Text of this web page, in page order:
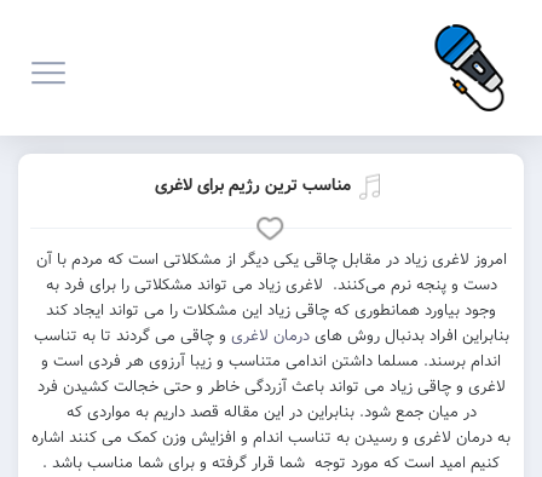
مناسب ترین رژیم برای لاغری
لاغری زیاد در مقابل چاقی یکی دیگر از مشکلاتی است که مردم با آن
و پنجه نرم می‌کنند. لاغری زیاد می تواند مشکلاتی را برای فرد به
بیاورد همانطوری که چاقی زیاد این مشکلات را می تواند ایجاد کند
افراد بدنبال روش هایدرمان لاغریو چاقی می گردند تا به تناسب
برسند. مسلما داشتن اندامی متناسب و زیبا آرزوی هر فردی است و
و چاقی زیاد می تواند باعث آزردگی خاطر و حتی خجالت کشیدن فرد
میان جمع شود. بنابراین در این مقاله قصد داریم به مواردی که
لاغری و رسیدن به تناسب اندام و افزایش وزن کمک می کنند اشاره
امید است که مورد توجه شما قرار گرفته و برای شما مناسب باشد .